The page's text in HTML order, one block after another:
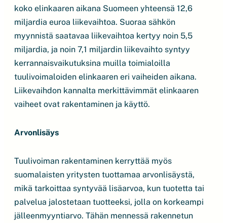
koko elinkaaren aikana Suomeen yhteensä 12,6
miljardia euroa liikevaihtoa. Suoraa sähkön
myynnistä saatavaa liikevaihtoa kertyy noin 5,5
miljardia, ja noin 7,1 miljardin liikevaihto syntyy
kerrannaisvaikutuksina muilla toimialoilla
tuulivoimaloiden elinkaaren eri vaiheiden aikana.
Liikevaihdon kannalta merkittävimmät elinkaaren
vaiheet ovat rakentaminen ja käyttö.
Arvonlisäys
Tuulivoiman rakentaminen kerryttää myös
suomalaisten yritysten tuottamaa arvonlisäystä,
mikä tarkoittaa syntyvää lisäarvoa, kun tuotetta tai
palvelua jalostetaan tuotteeksi, jolla on korkeampi
jälleenmyyntiarvo. Tähän mennessä rakennetun